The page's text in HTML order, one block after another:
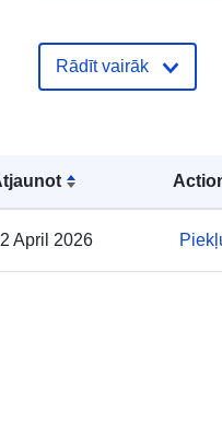
April 2026atrašanās vieta:
Rādīt vairāk